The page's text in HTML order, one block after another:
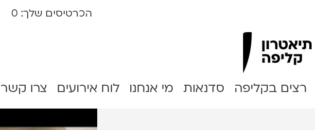
הכרטיסים שלך: 0
Clipa Theater
רצים בקליפה סדנאות מי אנחנו לוח אירועים צרו קשר